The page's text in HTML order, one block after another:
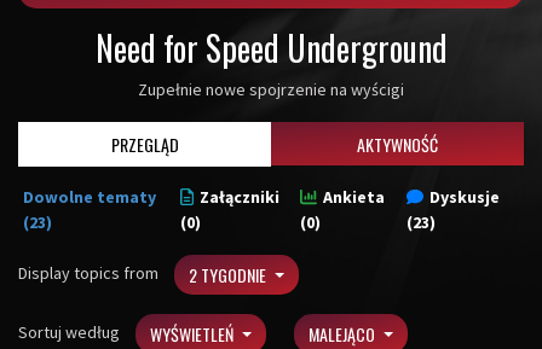
Need for Speed Underground
Zupełnie nowe spojrzenie na wyścigi
PRZEGLĄD AKTYWNOŚĆ
Dowolne tematy
(23)
Załączniki
(0)
Ankieta
(0)
Dyskusje
(23)
Display topics from 2 TYGODNIE
Sortuj według WYŚWIETLEŃ MALEJĄCO